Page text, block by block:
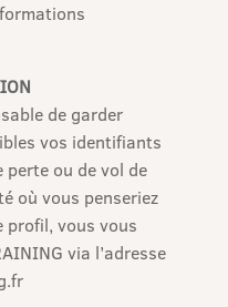
de garder
vos identifiants
perte ou de vol de
où vous penseriez
profil, vous vous
via l’adresse